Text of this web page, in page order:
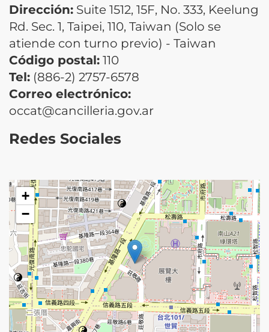
Dirección: Suite 1512, 15F, No. 333, Keelung
Rd. Sec. 1, Taipei, 110, Taiwan (Solo se
atiende con turno previo) - Taiwan
Código postal: 110
Tel: (886-2) 2757-6578
Correo electrónico:
occat@cancilleria.gov.ar
Redes Sociales
+
−